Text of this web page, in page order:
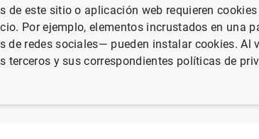
de este sitio o aplicación web requieren
Por ejemplo, elementos incrustados en una
de redes sociales— pueden instalar cookies. Al
terceros y sus correspondientes políticas de